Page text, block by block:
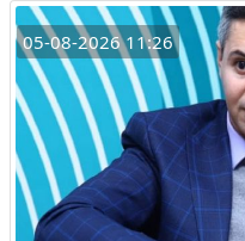
05-08-2026 11:26